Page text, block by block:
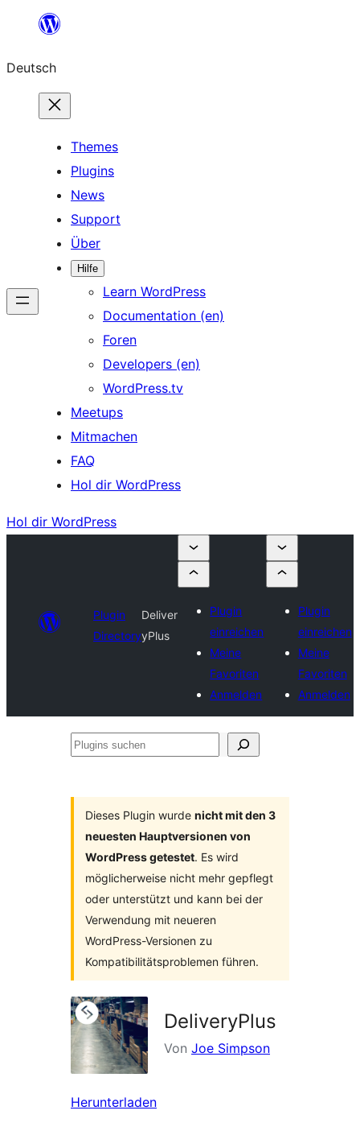
springen
Deutsch
Themes
Plugins
News
Support
Über
Hilfe
Learn WordPress
Documentation (en)
Foren
Developers (en)
WordPress.tv
Meetups
Mitmachen
FAQ
Hol dir WordPress
Hol dir WordPress
Plugin
Directory
Deliver
yPlus
Plugin
einreichen
Meine
Favoriten
Anmelden
Plugin
einreichen
Meine
Favoriten
Anmelden
Plugins
Dieses Plugin wurde nicht mit den 3
neuesten Hauptversionen von
WordPress getestet. Es wird
möglicherweise nicht mehr gepflegt
oder unterstützt und kann bei der
Verwendung mit neueren
WordPress-Versionen zu
Kompatibilitätsproblemen führen.
DeliveryPlus
Von Joe Simpson
Herunterladen